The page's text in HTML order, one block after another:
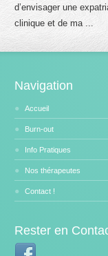
d’envisager une
clinique et de ma ...
Navigation
Accueil
Burn-out
Info Pratiques
Nos thérapeutes
Contact !
Rester en